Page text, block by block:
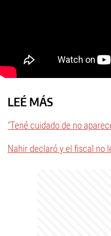
LEÉ MÁS
"Tené cuidado de no
Nahir declaró y el fiscal no